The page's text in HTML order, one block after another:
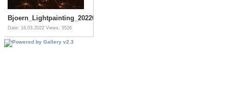
Bjoern_Lightpainting_20220306_DSF2643
Date: 16.03.2022 Views: 5526